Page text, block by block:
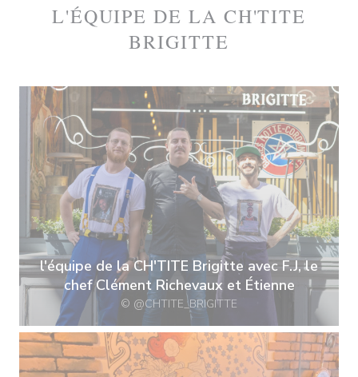
L'ÉQUIPE DE LA CH'TITE
BRIGITTE
l'équipe de la CH'TITE Brigitte avec F.J, le
chef Clément Richevaux et Étienne
© @CHTITE_BRIGITTE